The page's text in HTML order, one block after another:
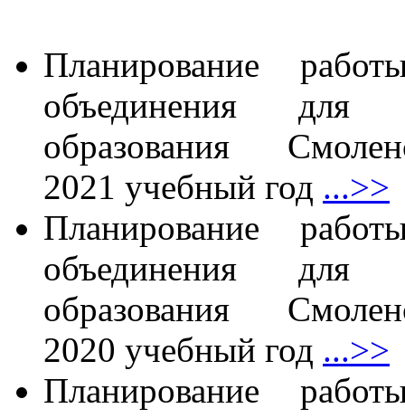
Планирование
объединения для
образования
2021 учебный год ...>>
Планирование
объединения для
образования
2020 учебный год ...>>
Планирование